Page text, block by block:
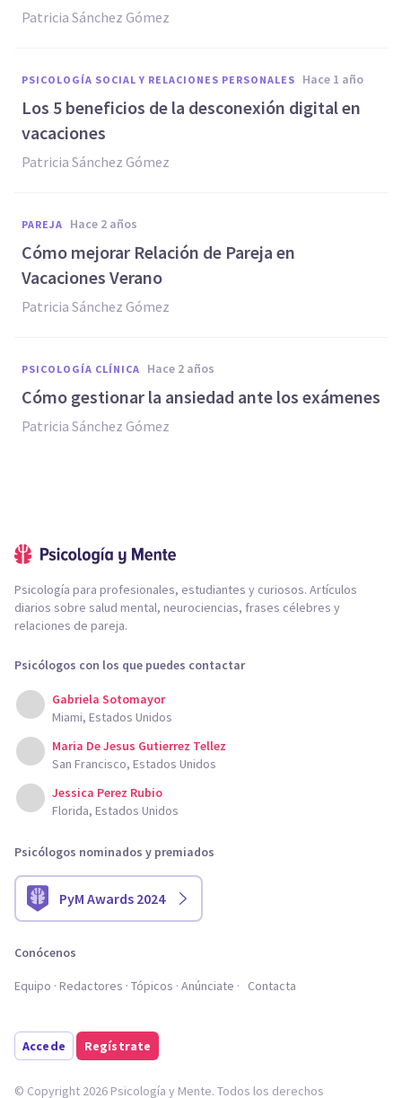
Patricia Sánchez Gómez
PSICOLOGÍA SOCIAL Y RELACIONES PERSONALES hace 1 año
Los 5 beneficios de la desconexión digital en
vacaciones
Patricia Sánchez Gómez
PAREJA hace 2 años
Cómo mejorar Relación de Pareja en
Vacaciones Verano
Patricia Sánchez Gómez
PSICOLOGÍA CLÍNICA hace 2 años
Cómo gestionar la ansiedad ante los exámenes
Patricia Sánchez Gómez
Psicología para profesionales, estudiantes y curiosos. Artículos
diarios sobre salud mental, neurociencias, frases célebres y
relaciones de pareja.
Psicólogos con los que puedes contactar
Gabriela Sotomayor
Miami, Estados Unidos
Maria De Jesus Gutierrez Tellez
San Francisco, Estados Unidos
Jessica Perez Rubio
Florida, Estados Unidos
Psicólogos nominados y premiados
PyM Awards 2024
Conócenos
Equipo Redactores Tópicos Anúnciate Contacta
Accede Regístrate
© Copyright 2026 Psicología y Mente. Todos los derechos